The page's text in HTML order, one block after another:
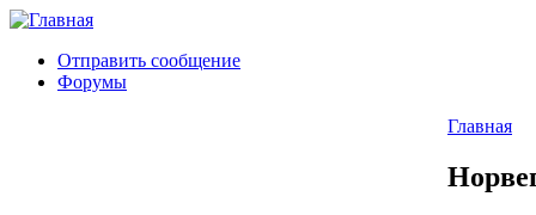
Отправить сообщение
Форумы
Главная